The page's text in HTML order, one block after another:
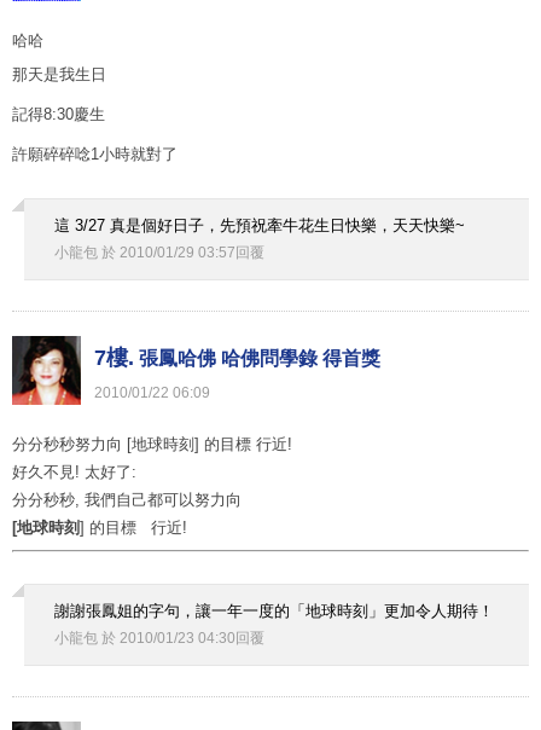
哈哈
那天是我生日
記得8:30慶生
許願碎碎唸1小時就對了
這 3/27 真是個好日子，先預祝牽牛花生日快樂，天天快樂~
小龍包 於 2010/01/29 03:57 回覆
7樓. 張鳳哈佛 哈佛問學錄 得首獎
2010/01/22 06:09
分分秒秒努力向 [地球時刻] 的目標 行近!
好久不見! 太好了:
分分秒秒, 我們自己都可以努力向
[地球時刻] 的目標 行近!
謝謝張鳳姐的字句，讓一年一度的「地球時刻」更加令人期待！
小龍包 於 2010/01/23 04:30 回覆